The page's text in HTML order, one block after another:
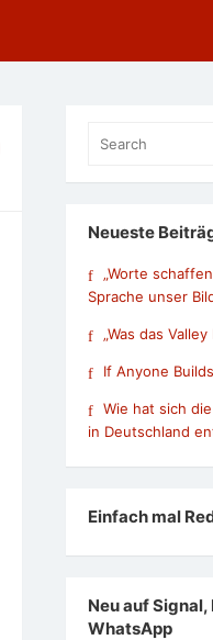
for:
Neueste
„Worte
Sprache unser
„Was das
If Anyone
Wie hat sich
in Deutschland
Einfach mal
Neu auf
WhatsApp